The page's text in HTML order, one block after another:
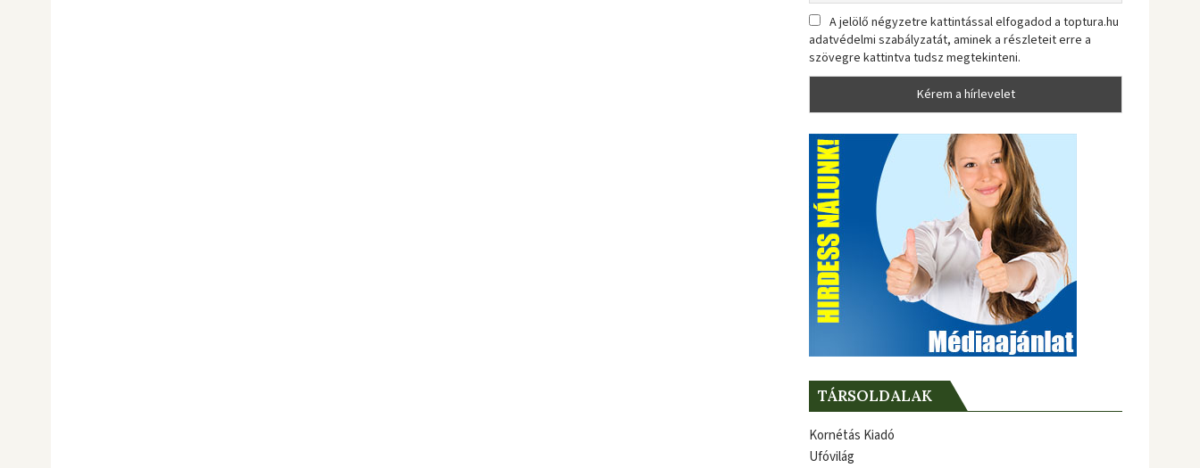
A jelölő négyzetre kattintással elfogadod a toptura.hu
adatvédelmi szabályzatát, aminek a részleteit erre a
szövegre kattintva tudsz megtekinteni.
TÁRSOLDALAK
Kornétás Kiadó
Ufóvilág